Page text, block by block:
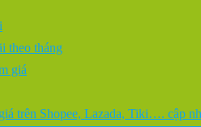
theo tháng
giá
trên Shopee, Lazada, Tiki…. cập